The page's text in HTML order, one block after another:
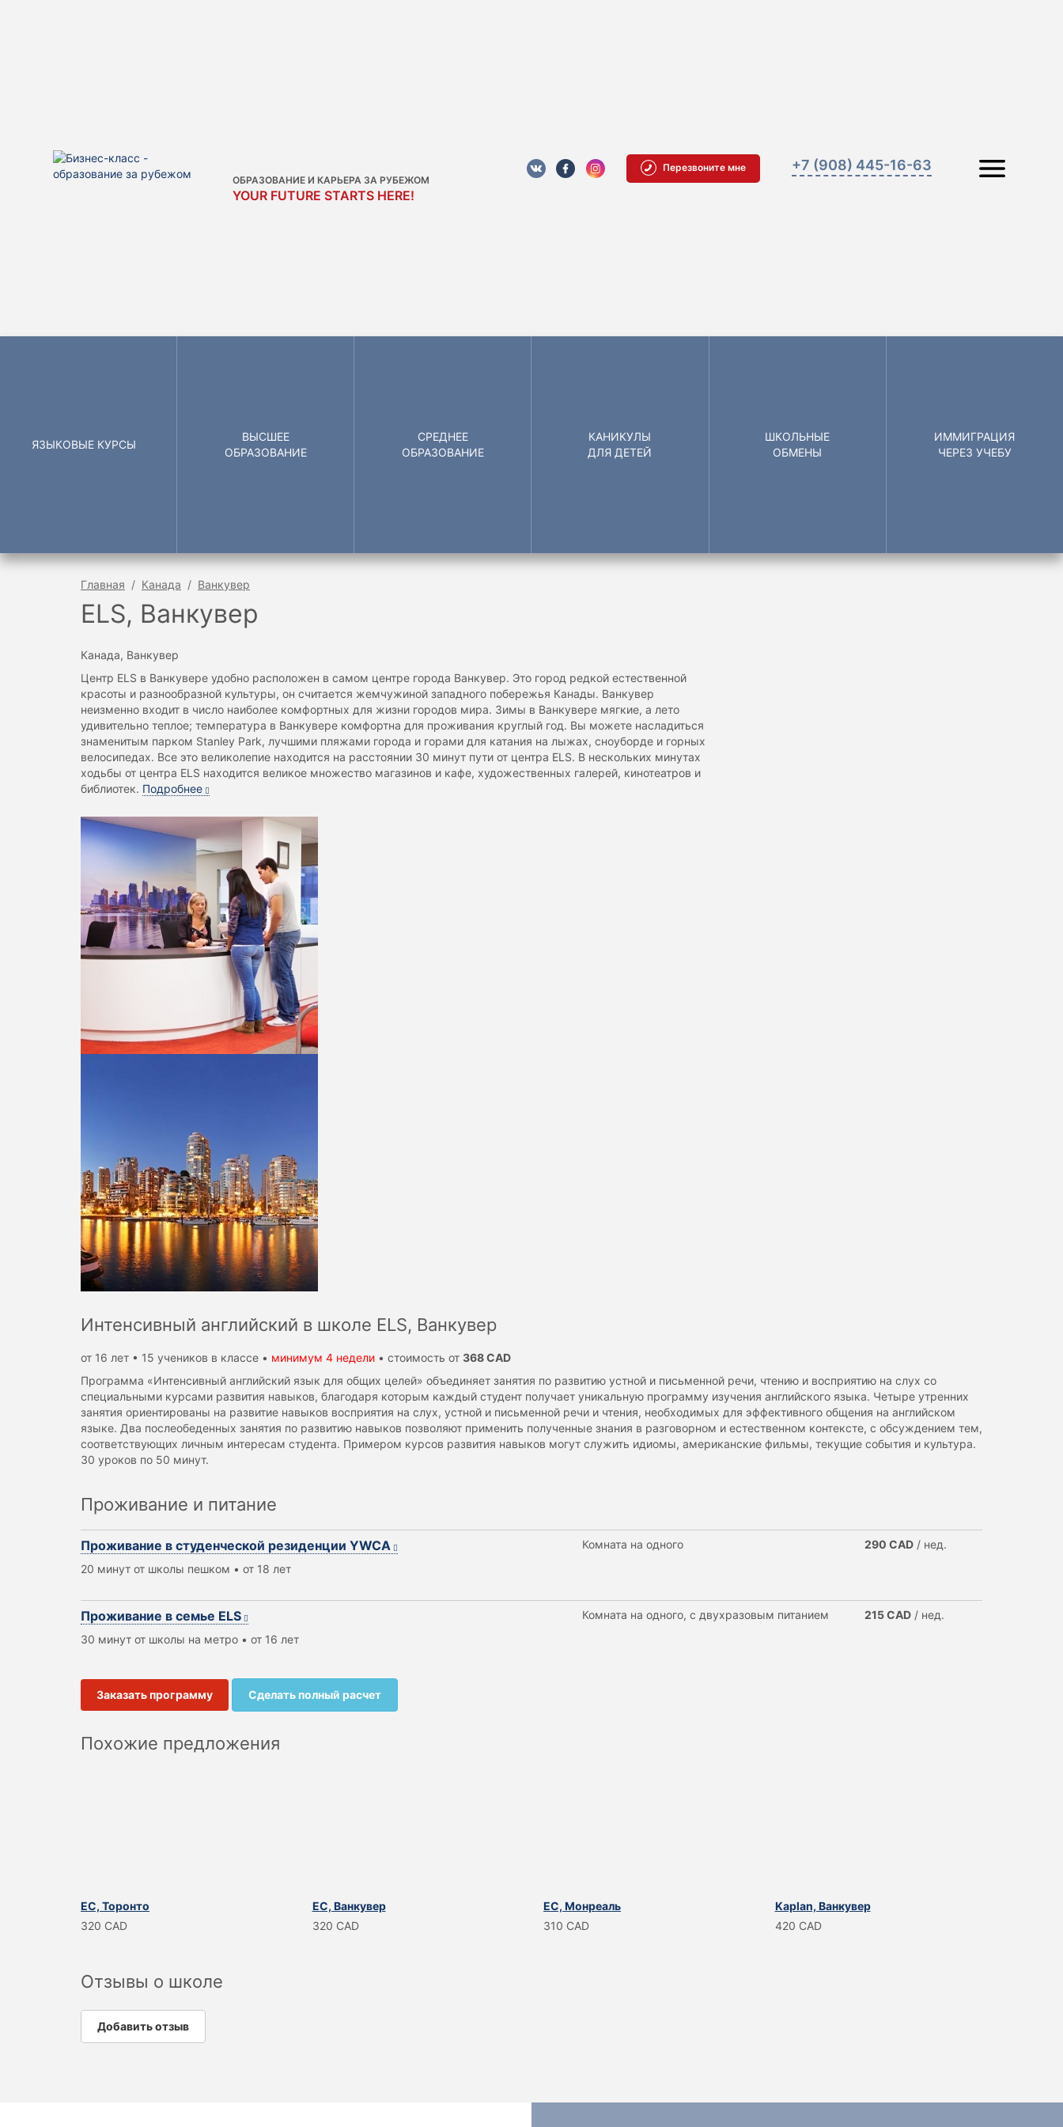
ОБРАЗОВАНИЕ И КАРЬЕРА ЗА РУБЕЖОМ
YOUR FUTURE STARTS HERE!
Перезвоните мне +7 (908) 445-16-63
ЯЗЫКОВЫЕ КУРСЫ
ВЫСШЕЕ
ОБРАЗОВАНИЕ
СРЕДНЕЕ
ОБРАЗОВАНИЕ
КАНИКУЛЫ
ДЛЯ ДЕТЕЙ
ШКОЛЬНЫЕ
ОБМЕНЫ
ИММИГРАЦИЯ
ЧЕРЕЗ УЧЕБУ
Главная Канада Ванкувер
ELS, Ванкувер
Канада, Ванкувер
Центр ELS в Ванкувере удобно расположен в самом центре города Ванкувер. Это город редкой естественной
красоты и разнообразной культуры, он считается жемчужиной западного побережья Канады. Ванкувер
неизменно входит в число наиболее комфортных для жизни городов мира. Зимы в Ванкувере мягкие, а лето
удивительно теплое; температура в Ванкувере комфортна для проживания круглый год. Вы можете насладиться
знаменитым парком Stanley Park, лучшими пляжами города и горами для катания на лыжах, сноуборде и горных
велосипедах. Все это великолепие находится на расстоянии 30 минут пути от центра ELS. В нескольких минутах
ходьбы от центра ELS находится великое множество магазинов и кафе, художественных галерей, кинотеатров и
библиотек. Подробнее
Интенсивный английский в школе ELS, Ванкувер
от 16 лет • 15 учеников в классе • минимум 4 недели • стоимость от 368 CAD
Программа «Интенсивный английский язык для общих целей» объединяет занятия по развитию устной и письменной речи, чтению и восприятию на слух со
специальными курсами развития навыков, благодаря которым каждый студент получает уникальную программу изучения английского языка. Четыре утренних
занятия ориентированы на развитие навыков восприятия на слух, устной и письменной речи и чтения, необходимых для эффективного общения на английском
языке. Два послеобеденных занятия по развитию навыков позволяют применить полученные знания в разговорном и естественном контексте, с обсуждением тем,
соответствующих личным интересам студента. Примером курсов развития навыков могут служить идиомы, американские фильмы, текущие события и культура.
30 уроков по 50 минут.
Проживание и питание
Проживание в студенческой резиденции YWCA
20 минут от школы пешком • от 18 лет
Комната на одного 290 CAD / нед.
Проживание в семье ELS
30 минут от школы на метро • от 16 лет
Комната на одного, с двухразовым питанием 215 CAD / нед.
Заказать программу Сделать полный расчет
Похожие предложения
EC, Торонто
320 CAD
EC, Ванкувер
320 CAD
EC, Монреаль
310 CAD
Kaplan, Ванкувер
420 CAD
Отзывы о школе
Добавить отзыв